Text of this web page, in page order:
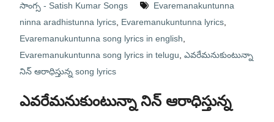
సాంగ్స - Satish Kumar Songs
Evaremanakuntunna
ninna aradhistunna lyrics, Evaremanukuntunna lyrics,
Evaremanukuntunna song lyrics in english
Evaremanukuntunna song lyrics in telugu ఎవరేమనుకుంటున్నా
నిన్ ఆరాధిస్తున్న song lyrics
ఎవరేమనుకుంటున్నా నిన్ ఆరాధిస్తున్న